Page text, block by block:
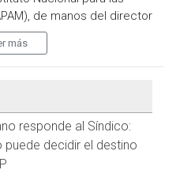
de manos del director
Ezequiel Gutiérrez
del Sistema para el
Baja California (DIFBC),
la ciudad.
del gobierno federal y
federal, Jesús
de Baja California,
más
responde al Síndico:
puede decidir el destino